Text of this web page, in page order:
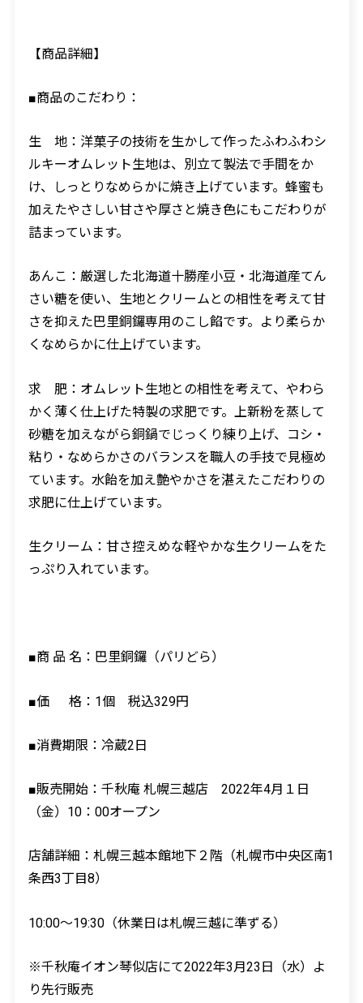
【商品詳細】
■商品のこだわり：
生 地：洋菓子の技術を生かして作ったふわふわシ
ルキーオムレット生地は、別立て製法で手間をか
け、しっとりなめらかに焼き上げています。蜂蜜も
加えたやさしい甘さや厚さと焼き色にもこだわりが
詰まっています。
あんこ：厳選した北海道十勝産小豆・北海道産てん
さい糖を使い、生地とクリームとの相性を考えて甘
さを抑えた巴里銅鑼専用のこし餡です。より柔らか
くなめらかに仕上げています。
求 肥：オムレット生地との相性を考えて、やわら
かく薄く仕上げた特製の求肥です。上新粉を蒸して
砂糖を加えながら銅鍋でじっくり練り上げ、コシ・
粘り・なめらかさのバランスを職人の手技で見極め
ています。水飴を加え艶やかさを湛えたこだわりの
求肥に仕上げています。
生クリーム：甘さ控えめな軽やかな生クリームをた
っぷり入れています。
■商 品 名：巴里銅鑼（パリどら）
■価 格： 1個 税込329円
■消費期限：冷蔵2日
■販売開始：千秋庵 札幌三越店 2022年4月１日
（金） 10 ： 00オープン
店舗詳細：札幌三越本館地下２階（札幌市中央区南1
条西3丁目 8）
10:00～19:30 （休業日は札幌三越に準ずる）
※千秋庵イオン琴似店にて2022年3 月23 日（水）よ
り先行販売